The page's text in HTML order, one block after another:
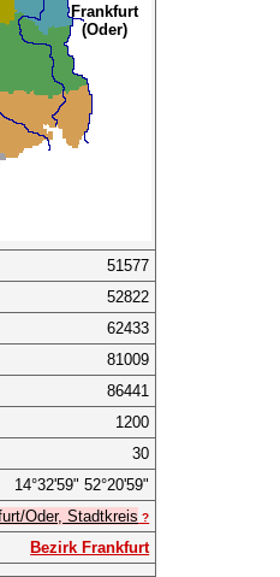
Frankfurt
(Oder)
51577
52822
62433
81009
86441
1200
30
14°32'59" 52°20'59"
Oder, Stadtkreis ?
Bezirk Frankfurt